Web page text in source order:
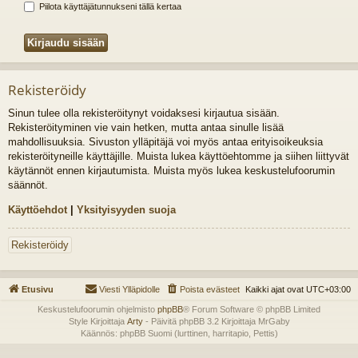
Piilota käyttäjätunnukseni tällä kertaa
Rekisteröidy
Sinun tulee olla rekisteröitynyt voidaksesi kirjautua sisään.
Rekisteröityminen vie vain hetken, mutta antaa sinulle lisää
mahdollisuuksia. Sivuston ylläpitäjä voi myös antaa erityisoikeuksia
rekisteröityneille käyttäjille. Muista lukea käyttöehtomme ja siihen liittyvät
käytännöt ennen kirjautumista. Muista myös lukea keskustelufoorumin
säännöt.
Käyttöehdot | Yksityisyyden suoja
Rekisteröidy
Etusivu Kaikki ajat ovat UTC+03:00
Poista evästeet
Viesti Ylläpidolle
Keskustelufoorumin ohjelmisto phpBB® Forum Software © phpBB Limited
Style Kirjoittaja Arty- Päivitä phpBB 3.2 Kirjoittaja MrGaby
Käännös: phpBB Suomi (lurttinen, harritapio, Pettis)